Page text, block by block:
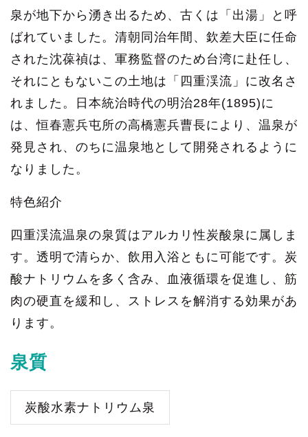
泉が地下から湧き出るため、古くは「出湯」と呼
ばれていました。清朝同治年間、欽差大臣に任命
された沈葆禎は、軍務監督のため台湾に赴任し、
それにともないこの土地は「四重渓流」に改名さ
れました。日本統治時代の明治28年(1895)に
は、恒春憲兵屯所の高橋憲兵曹長により、温泉が
発見され、のちに温泉地として開発されるように
なりました。
特色紹介
四重渓流温泉の泉質はアルカリ性炭酸泉に属しま
す。透明で清らか、飲用入浴ともに可能です。炭
酸ナトリウムを多く含み、血液循環を促進し、筋
肉の硬直を緩和し、ストレスを解消する効果があ
ります。
泉質
炭酸水素ナトリウム泉